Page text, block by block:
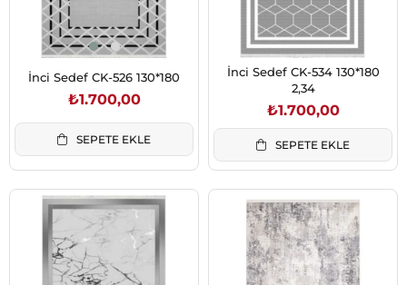
İnci Sedef CK-526 130*180
₺1.700,00
SEPETE EKLE
İnci Sedef CK-534 130*180
2,34
₺1.700,00
SEPETE EKLE